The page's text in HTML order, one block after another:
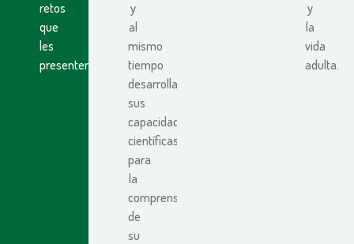
retos
que
les
presenten.
y
al
mismo
tiempo
desarrollar
sus
capacidades
científicas
para
la
comprensión
de
su
y
la
vida
adulta.